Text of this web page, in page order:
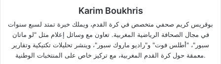
Karim Boukhris
بوقريس كريم صحفي متخصص في كرة القدم، ويملك خبرة تمتد لسبع سنوات
في مجال الصحافة الرياضية المغربية. تعاون مع وسائل إعلام مثل "لو ماتان
سبور"، "أطلس فوت" و"راديو ماروك سبور"، وينشر تحليلات تكتيكية وتقارير
معمقة حول كرة القدم المغربية، مع تركيز خاص على المنتخبات الوطنية.